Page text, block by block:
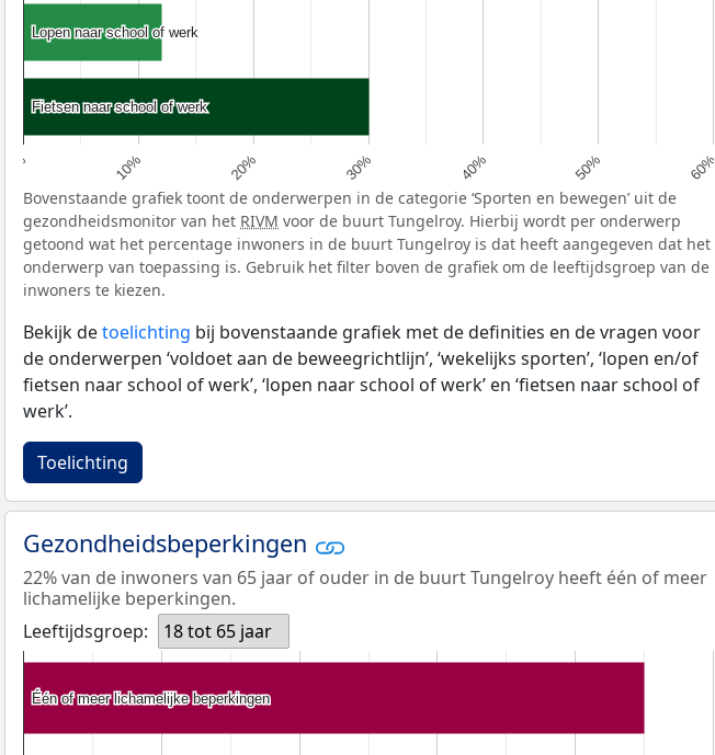
0% 10% 20% 30% 40% 50% 60%
Lopen naar school of werk
Lopen naar school of werk
Fietsen naar school of werk
Fietsen naar school of werk
Bovenstaande grafiek toont de onderwerpen in de categorie ‘Sporten en bewegen’ uit de
gezondheidsmonitor van het RIVM voor de buurt Tungelroy. Hierbij wordt per onderwerp
getoond wat het percentage inwoners in de buurt Tungelroy is dat heeft aangegeven dat het
onderwerp van toepassing is. Gebruik het filter boven de grafiek om de leeftijdsgroep van de
inwoners te kiezen.
Bekijk detoelichting bij bovenstaande grafiek met de definities en de vragen voor
de onderwerpen ‘voldoet aan de beweegrichtlijn’, ‘wekelijks sporten’, ‘lopen en/of
fietsen naar school of werk’, ‘lopen naar school of werk’ en ‘fietsen naar school of
werk’.
Toelichting
Gezondheidsbeperkingen
22% van de inwoners van 65 jaar of ouder in de buurt Tungelroy heeft één of meer
lichamelijke beperkingen.
Leeftijdsgroep:
18 tot 65 jaar
Één of meer lichamelijke beperkingen
Één of meer lichamelijke beperkingen